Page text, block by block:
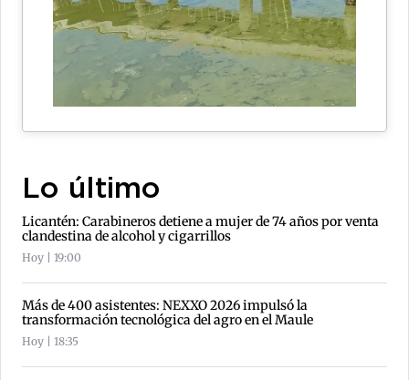
Lo último
Licantén: Carabineros detiene a mujer de 74 años por venta
clandestina de alcohol y cigarrillos
Hoy | 19:00
Más de 400 asistentes: NEXXO 2026 impulsó la
transformación tecnológica del agro en el Maule
Hoy | 18:35